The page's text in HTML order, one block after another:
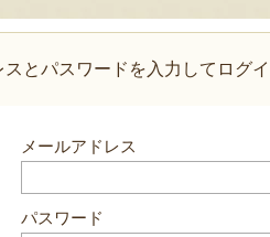
とパスワードを入力してログ
メールアドレス
パスワード